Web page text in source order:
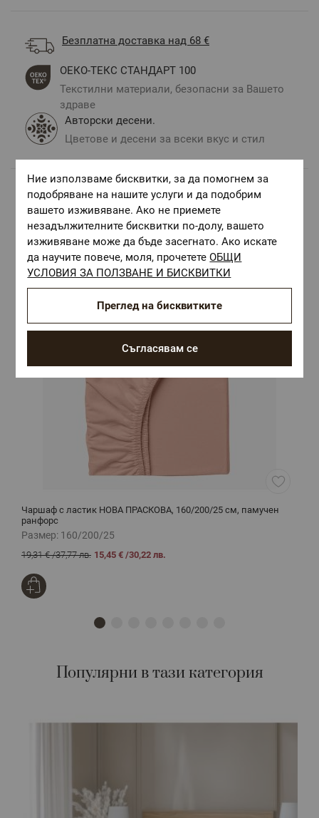
Безплатна доставка над 68 €
ОЕКО-ТЕКС СТАНДАРТ 100
Текстилни материали, безопасни за Вашето
здраве
Авторски десени.
Цветове и десени за всеки вкус и стил
Комбинирай с
Чаршаф с ластик НОВА ПРАСКОВА, 160/200/25 см, памучен
ранфорс
Размер: 160/200/25
19,31 €/37,77 лв. 15,45 € /30,22 лв.
Популярни в тази категория
Ние използваме бисквитки, за да помогнем за
подобряване на нашите услуги и да подобрим
вашето изживяване. Ако не приемете
незадължителните бисквитки по-долу, вашето
изживяване може да бъде засегнато. Ако искате
да научите повече, моля, прочететеОБЩИ
УСЛОВИЯ ЗА ПОЛЗВАНЕ И БИСКВИТКИ
Съгласявам се
Преглед на бисквитките